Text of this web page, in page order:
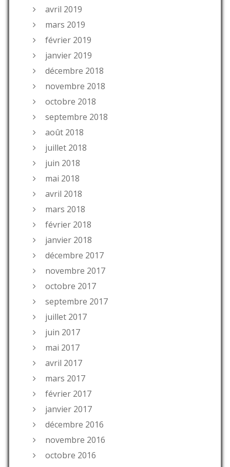
avril 2019
mars 2019
février 2019
janvier 2019
décembre 2018
novembre 2018
octobre 2018
septembre 2018
août 2018
juillet 2018
juin 2018
mai 2018
avril 2018
mars 2018
février 2018
janvier 2018
décembre 2017
novembre 2017
octobre 2017
septembre 2017
juillet 2017
juin 2017
mai 2017
avril 2017
mars 2017
février 2017
janvier 2017
décembre 2016
novembre 2016
octobre 2016